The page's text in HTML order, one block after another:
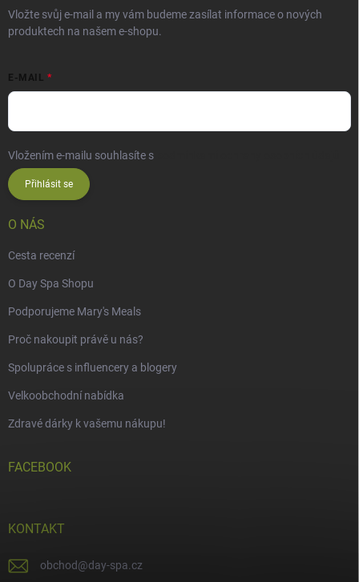
Vložte svůj e-mail a my vám budeme zasílat informace o nových
produktech na našem e-shopu.
E-MAIL
Vložením e-mailu souhlasíte s
Přihlásit se
O NÁS
Cesta recenzí
O Day Spa Shopu
Podporujeme Mary's Meals
Proč nakoupit právě u nás?
Spolupráce s influencery a blogery
Velkoobchodní nabídka
Zdravé dárky k vašemu nákupu!
FACEBOOK
KONTAKT
obchod@day-spa.cz